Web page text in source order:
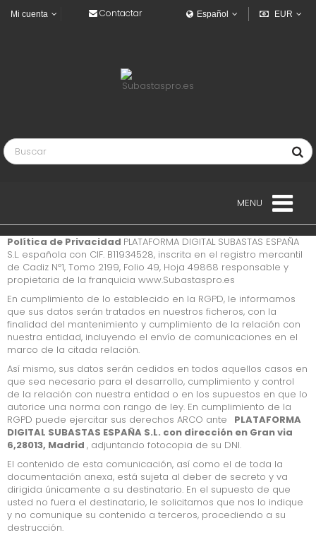
EUR
Español
Mi cuenta Contactar
MENU
VIVIENDAS
VEHICULOS
VEHÍCULOS INDUSTRIALES
NAVAL
EMPRESAS CONCURSALES
CONSUMO
HERRAMIENTAS
INFORMÁTICA ELECTÓNICA
MAQUINARIA
MATERIAL OFICINA
Política de Privacidad PLATAFORMA DIGITAL SUBASTAS ESPAÑA
S.L. española con CIF. B11934528, inscrita en el registro mercantil
de Cadiz Nº1, Tomo 2199, Folio 49, Hoja 49868 responsable y
propietaria de la franquicia www.Subastaspro.es
En cumplimiento de lo establecido en la RGPD, le informamos
que sus datos serán tratados en nuestros ficheros, con la
finalidad del mantenimiento y cumplimiento de la relación con
nuestra entidad, incluyendo el envío de comunicaciones en el
marco de la citada relación.
Así mismo, sus datos serán cedidos en todos aquellos casos en
que sea necesario para el desarrollo, cumplimiento y control
de la relación con nuestra entidad o en los supuestos en que lo
autorice una norma con rango de ley. En cumplimiento de la
RGPD puede ejercitar sus derechos ARCO ante
PLATAFORMA
DIGITAL SUBASTAS ESPAÑA S.L. con dirección en Gran via
6,28013, Madrid , adjuntando fotocopia de su DNI.
El contenido de esta comunicación, así como el de toda la
documentación anexa, está sujeta al deber de secreto y va
dirigida únicamente a su destinatario. En el supuesto de que
usted no fuera el destinatario, le solicitamos que nos lo indique
y no comunique su contenido a terceros, procediendo a su
destrucción.